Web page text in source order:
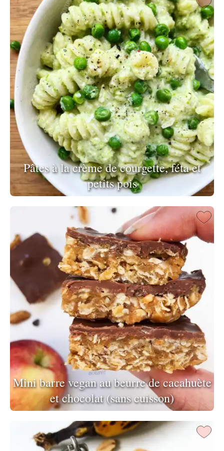
Pâtes à la crème de courgette, féta et
petits pois
Mini barre vegan au beurre de cacahuète
et chocolat (sans cuisson)